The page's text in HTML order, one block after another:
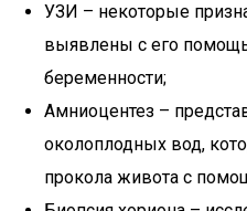
УЗИ – некоторые
выявлены с его
беременности;
Амниоцентез –
околоплодных вод,
прокола живота с